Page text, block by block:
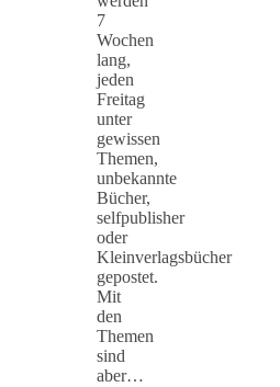
7
Wochen
lang,
jeden
Freitag
unter
gewissen
Themen,
unbekannte
Bücher,
selfpublisher
oder
Kleinverlagsbücher
gepostet.
Mit
den
Themen
sind
aber…